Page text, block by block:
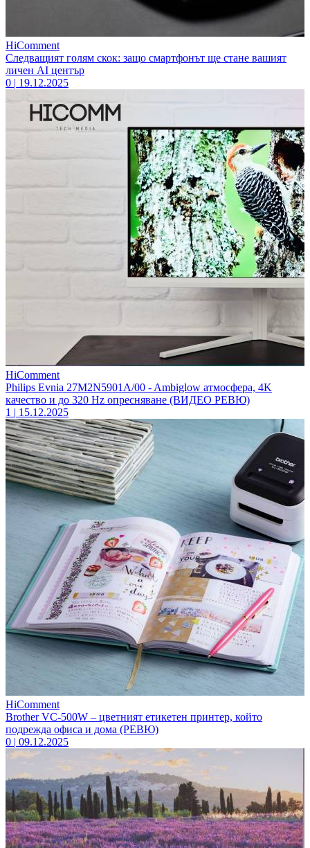
HiComment
Следващият голям скок: защо смартфонът ще стане вашият
личен AI център
0 | 19.12.2025
HiComment
Philips Evnia 27M2N5901A/00 - Ambiglow атмосфера, 4K
качество и до 320 Hz опресняване (ВИДЕО РЕВЮ)
1 | 15.12.2025
HiComment
Brother VC-500W – цветният етикетен принтер, който
подрежда офиса и дома (РЕВЮ)
0 | 09.12.2025